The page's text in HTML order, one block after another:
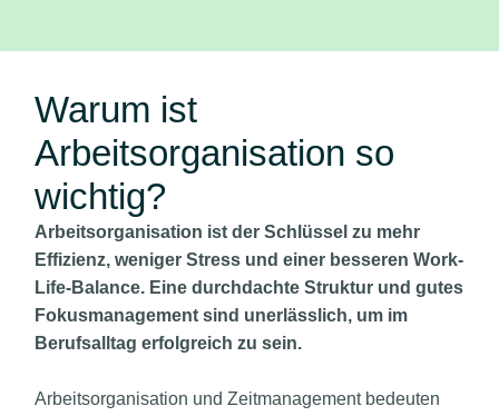
Warum ist
Arbeitsorganisation so
wichtig?
Arbeitsorganisation ist der Schlüssel zu mehr
Effizienz, weniger Stress und einer besseren Work-
Life-Balance. Eine durchdachte Struktur und gutes
Fokusmanagement sind unerlässlich, um im
Berufsalltag erfolgreich zu sein.
Arbeitsorganisation und Zeitmanagement bedeuten